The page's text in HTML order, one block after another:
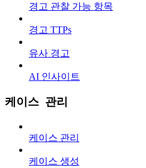
경고 관찰 가능 항목
경고 TTPs
유사 경고
AI 인사이트
케이스 관리
케이스 관리
케이스 생성